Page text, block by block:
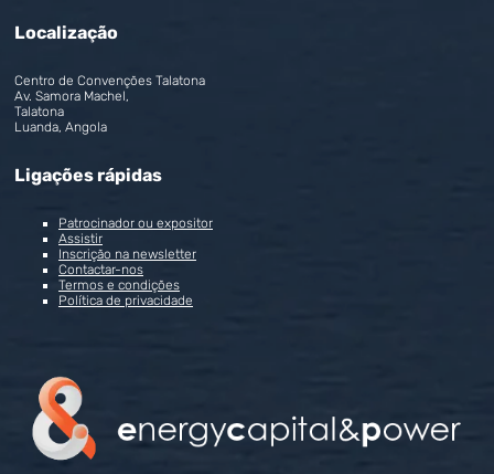
Localização
Centro de Convenções Talatona
Av. Samora Machel,
Talatona
Luanda, Angola
Ligações rápidas
Patrocinador ou expositor
Assistir
Inscrição na newsletter
Contactar-nos
Termos e condições
Política de privacidade